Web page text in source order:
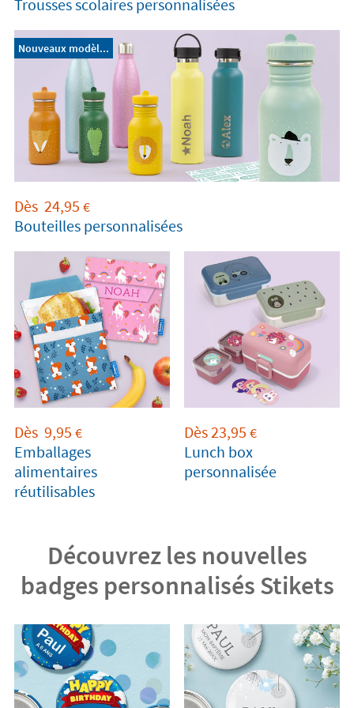
Trousses scolaires personnalisées
Nouveaux modèl...
Dès 24,95 €
Bouteilles personnalisées
Dès 9,95 €
Emballages
alimentaires
réutilisables
Dès23,95 €
Lunch box
personnalisée
Découvrez les nouvelles
badges personnalisés Stikets